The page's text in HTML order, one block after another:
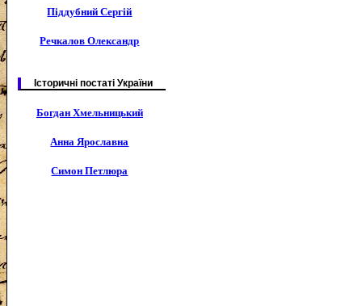
Піддубний Сергій
Речкалов Олександр
Історичні постаті України
Богдан Хмельницький
Анна Ярославна
Симон Петлюра